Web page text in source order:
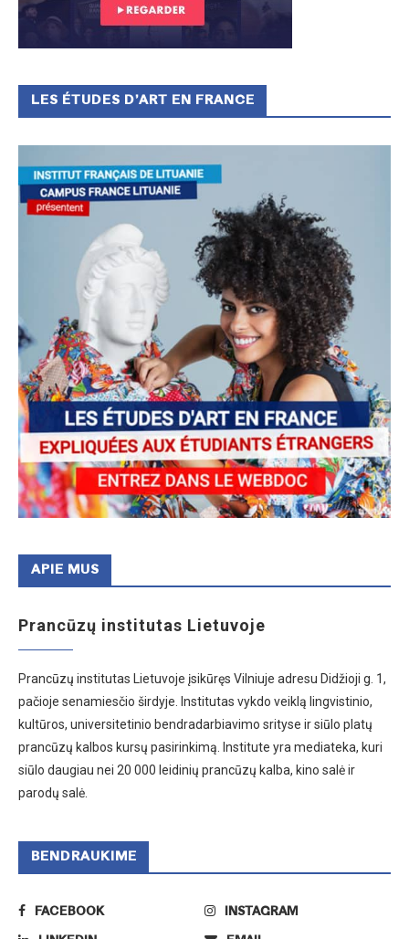
LES ÉTUDES D’ART EN FRANCE
APIE MUS
Prancūzų institutas Lietuvoje
Prancūzų institutas Lietuvoje įsikūręs Vilniuje adresu Didžioji g. 1,
pačioje senamiesčio širdyje. Institutas vykdo veiklą lingvistinio,
kultūros, universitetinio bendradarbiavimo srityse ir siūlo platų
prancūzų kalbos kursų pasirinkimą. Institute yra mediateka, kuri
siūlo daugiau nei 20 000 leidinių prancūzų kalba, kino salė ir
parodų salė.
BENDRAUKIME
FACEBOOK INSTAGRAM